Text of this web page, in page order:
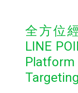
全方位
LINE